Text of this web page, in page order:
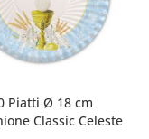
Piatti Ø 18 cm
Classic Celeste